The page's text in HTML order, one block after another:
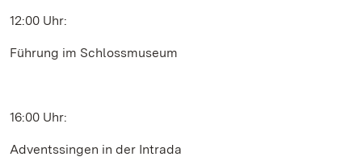
12:00 Uhr:
Führung im Schlossmuseum
16:00 Uhr:
Adventssingen in der Intrada